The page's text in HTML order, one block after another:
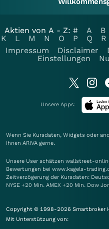
Aktien von A - Z: # A B
K
L M N O P Q R
Impressum
Disclaimer
Einstellungen
Unsere Apps:
Wenn Sie Kursdaten, Widgets oder
Ihnen ARIVA gerne.
Unsere User schätzen wallstreet-
Bewertungen bei www.kagels-
Zeitverzögerung der Kursdaten:
NYSE +20 Min. AMEX +20 Min. Dow
Copyright © 1998-2026 Smartbroker
Mit Unterstützung von: